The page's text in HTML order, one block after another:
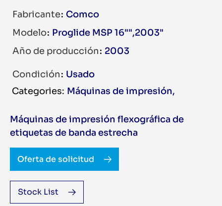
Fabricante Comco
Modelo Proglide MSP 16"",2003"
Año de producción 2003
Condición Usado
Máquinas de impresión
Máquinas de impresión flexográfica de
etiquetas de banda estrecha
Oferta de solicitud
Stock List